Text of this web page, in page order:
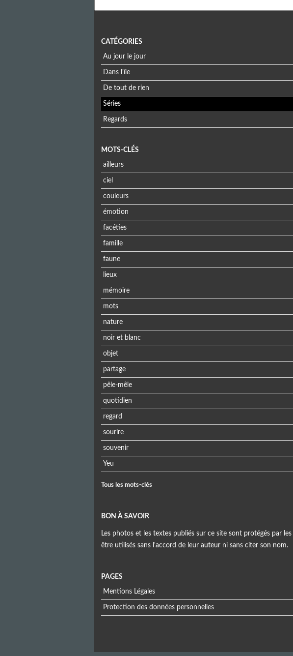
CATÉGORIES
Au jour le jour
Dans l'île
De tout de rien
Séries
Regards
MOTS-CLÉS
ailleurs
ciel
couleurs
émotion
facéties
famille
faune
lieux
mémoire
mots
nature
noir et blanc
objet
partage
pêle-mêle
quotidien
regard
sourire
souvenir
Yeu
Tous les mots-clés
BON À SAVOIR
Les photos et les textes publiés sur ce site sont protégés par
être utilisés sans l'accord de leur auteur ni sans citer son nom.
PAGES
Mentions Légales
Protection des données personnelles